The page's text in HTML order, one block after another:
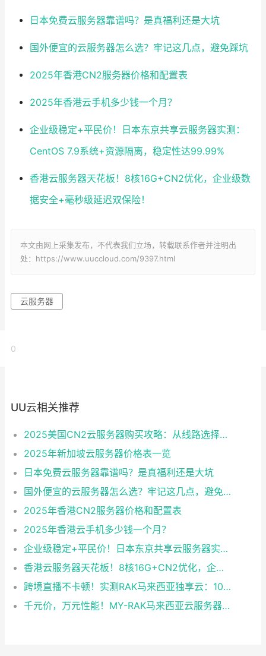
日本免费云服务器靠谱吗？是真福利还是大坑
国外便宜的云服务器怎么选？牢记这几点，避免踩坑
2025年香港CN2服务器价格和配置表
2025年香港云手机多少钱一个月？
企业级稳定+平民价！日本东京共享云服务器实测：
CentOS 7.9系统+资源隔离，稳定性达99.99%
香港云服务器天花板！8核16G+CN2优化，企业级数
据安全+毫秒级延迟双保险！
本文由网上采集发布，不代表我们立场，转载联系作者并注明出
处：https://www.uuccloud.com/9397.html
云服务器
0
UU云相关推荐
2025美国CN2云服务器购买攻略：从线路选择到实操最全指南
2025年新加坡云服务器价格表一览
日本免费云服务器靠谱吗？是真福利还是大坑
国外便宜的云服务器怎么选？牢记这几点，避免踩坑
2025年香港CN2服务器价格和配置表
2025年香港云手机多少钱一个月？
企业级稳定+平民价！日本东京共享云服务器实测：CentOS 7.9系统+资源隔离，稳定性达99.99%
香港云服务器天花板！8核16G+CN2优化，企业级数据安全+毫秒级延迟双保险！
跨境直播不卡顿！实测RAK马来西亚独享云：1080P推流稳定，首月6折优惠中
千元价，万元性能！MY-RAK马来西亚云服务器：首月5折+免费SEO工具，中小企业出海“降本神器”